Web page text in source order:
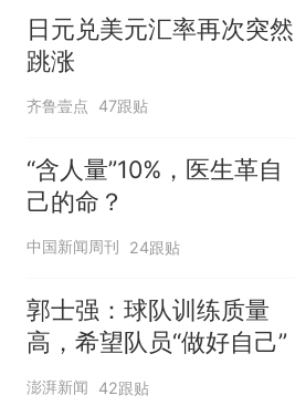
日元兑美元汇率再次突然
跳涨
齐鲁壹点 47跟贴
“含人量”10%，医生革自
己的命？
中国新闻周刊 24跟贴
郭士强：球队训练质量
高，希望队员“做好自己”
澎湃新闻 42跟贴